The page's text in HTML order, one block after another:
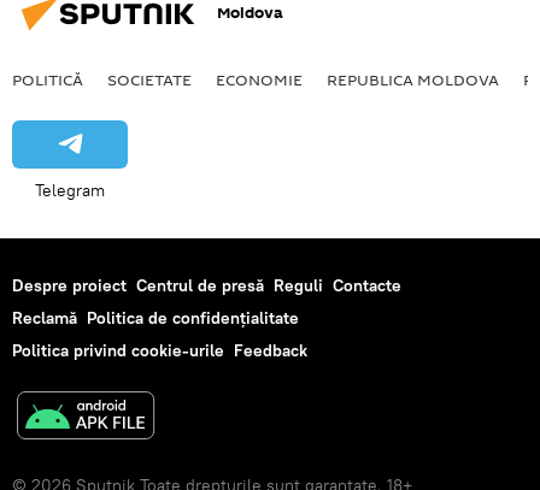
Moldova
POLITICĂ SOCIETATE ECONOMIE REPUBLICA MOLDOVA
Telegram
Despre proiect Centrul de presă Reguli Contacte
Reclamă Politica de confidențialitate
Politica privind cookie-urile Feedback
© 2026 Sputnik Toate drepturile sunt garantate. 18+